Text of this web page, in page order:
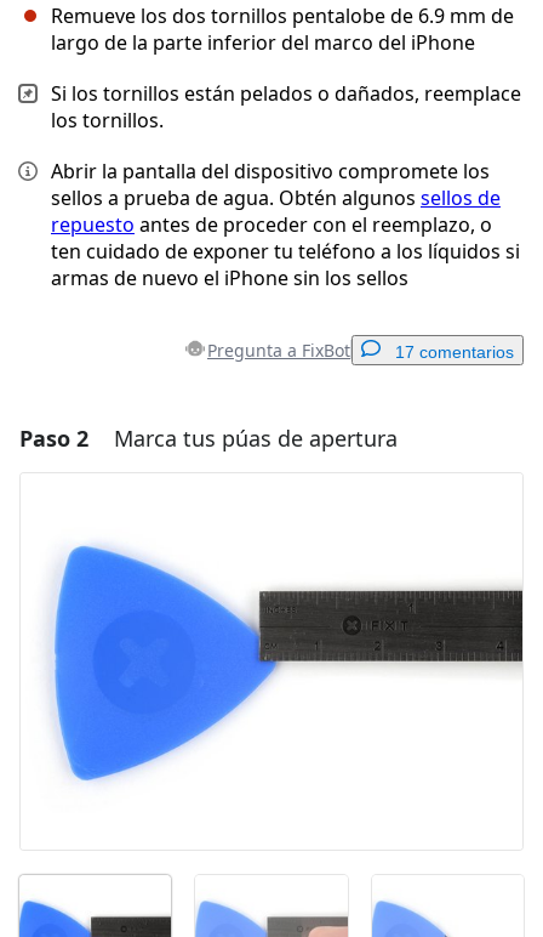
Remueve los dos tornillos pentalobe de 6.9 mm de
largo de la parte inferior del marco del iPhone
Si los tornillos están pelados o dañados, reemplace
los tornillos.
Abrir la pantalla del dispositivo compromete los
sellos a prueba de agua. Obtén algunos sellos de
repuesto antes de proceder con el reemplazo, o
ten cuidado de exponer tu teléfono a los líquidos si
armas de nuevo el iPhone sin los sellos
Pregunta a FixBot 17 comentarios
Agregar un comentario
Cancelar Publicar comentario
Paso 2 Marca tus púas de apertura